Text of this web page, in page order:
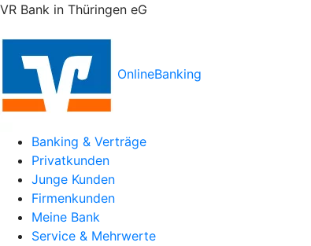
VR Bank in Thüringen eG
OnlineBanking
Banking & Verträge
Privatkunden
Junge Kunden
Firmenkunden
Meine Bank
Service & Mehrwerte